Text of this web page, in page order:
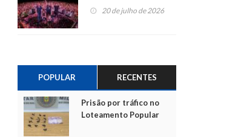
ao show dos 45 anos
para mais associados
20 de julho de 2026
POPULAR RECENTES
Prisão por tráfico no
Loteamento Popular